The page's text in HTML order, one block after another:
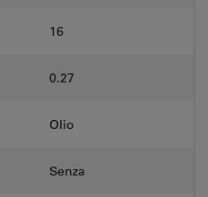
16
0.27
Olio
Senza